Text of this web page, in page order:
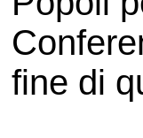
fine di